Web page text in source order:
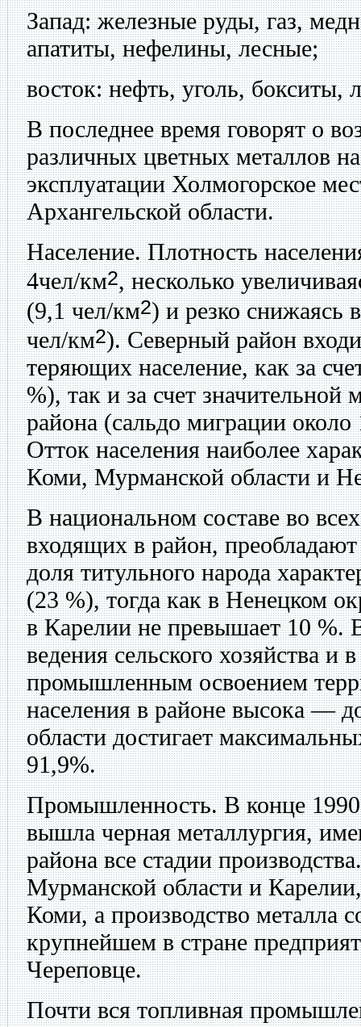
Запад:железные руды, газ,
апатиты, нефелины, лесные;
восток:нефть, уголь, бокситы,
В последнее время говорят о
различных цветных металлов
эксплуатации Холмогорское
Архангельской области.
Население.Плотность
4чел/км2, несколько
(9,1 чел/км2) и резко снижаясь
чел/км2). Северный район
теряющих население, как за
%), так и за счет значительной
района (сальдо миграции
Отток населения наиболее
Коми, Мурманской области и
В национальном составе во
входящих в район,
доля титульного народа
(23 %), тогда как в Ненецком
в Карелии не превышает 10 %.
ведения сельского хозяйства и
промышленным освоением
населения в районе высока —
области достигает
91,9%.
Промышленность.В конце
вышла черная металлургия,
района все стадии
Мурманской области и
Коми, а производство металла
крупнейшем в стране
Череповце.
Почти вся топливная